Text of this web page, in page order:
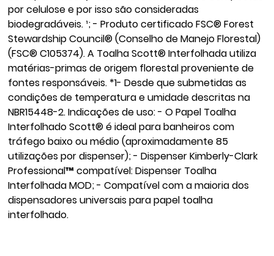
por celulose e por isso são consideradas
biodegradáveis. ¹; - Produto certificado FSC® Forest
Stewardship Council® (Conselho de Manejo Florestal)
(FSC® C105374). A Toalha Scott® Interfolhada utiliza
matérias-primas de origem florestal proveniente de
fontes responsáveis. *1- Desde que submetidas as
condições de temperatura e umidade descritas na
NBR15448-2. Indicações de uso: - O Papel Toalha
Interfolhado Scott® é ideal para banheiros com
tráfego baixo ou médio (aproximadamente 85
utilizações por dispenser); - Dispenser Kimberly-Clark
Professional™ compatível: Dispenser Toalha
Interfolhada MOD; - Compatível com a maioria dos
dispensadores universais para papel toalha
interfolhado.